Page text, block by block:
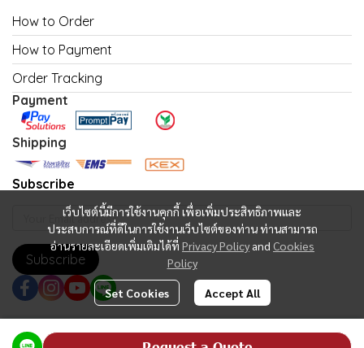
เว็บไซต์นี้มีการใช้งานคุกกี้ เพื่อเพิ่มประสิทธิภาพและ
ประสบการณ์ที่ดีในการใช้งานเว็บไซต์ของท่าน ท่านสามารถ
อ่านรายละเอียดเพิ่มเติมได้ที่ Privacy Policy and Cookies
Policy
Set Cookies Accept All
How to Order
How to Payment
Order Tracking
Payment
Shipping
Subscribe
Subscribe
Copyright | All Rights Reserved | Powered by MWE